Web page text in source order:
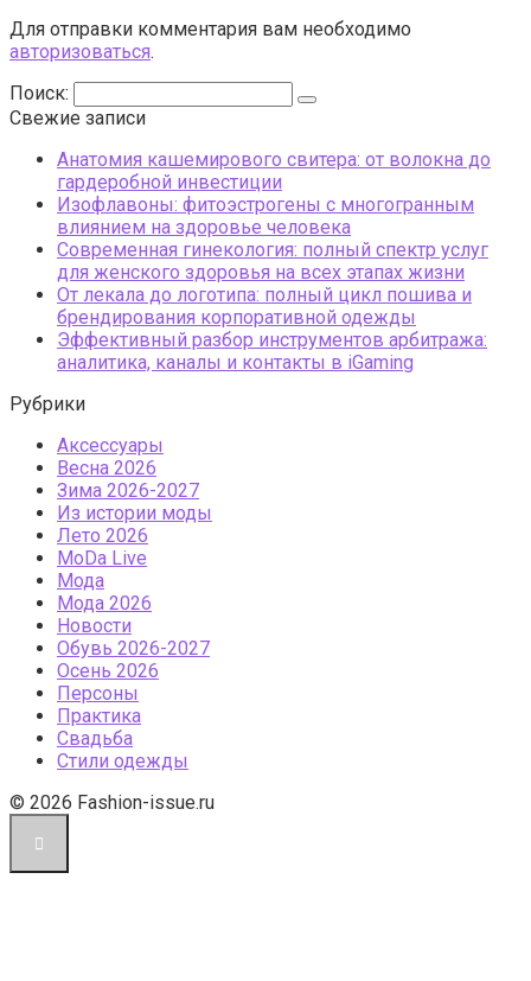
Для отправки комментария вам необходимо
авторизоваться.
Поиск:
Свежие записи
Анатомия кашемирового свитера: от волокна до
гардеробной инвестиции
Изофлавоны: фитоэстрогены с многогранным
влиянием на здоровье человека
Современная гинекология: полный спектр услуг
для женского здоровья на всех этапах жизни
От лекала до логотипа: полный цикл пошива и
брендирования корпоративной одежды
Эффективный разбор инструментов арбитража:
аналитика, каналы и контакты в iGaming
Рубрики
Аксессуары
Весна 2026
Зима 2026-2027
Из истории моды
Лето 2026
МоDа Live
Мода
Мода 2026
Новости
Обувь 2026-2027
Осень 2026
Персоны
Практика
Свадьба
Стили одежды
© 2026 Fashion-issue.ru